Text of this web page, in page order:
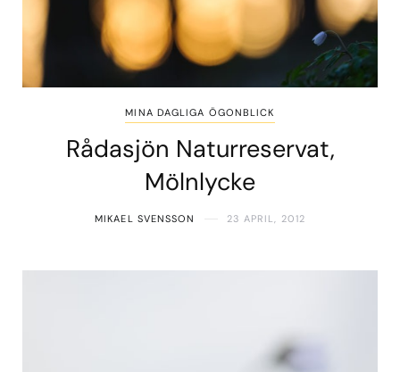
MINA DAGLIGA ÖGONBLICK
Rådasjön Naturreservat,
Mölnlycke
MIKAEL SVENSSON 23 APRIL, 2012